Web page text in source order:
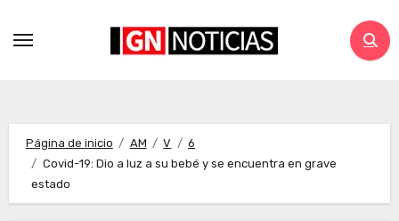
Página de inicio AM V
6
Covid-19: Dio a luz a su bebé y se encuentra en grave
estado